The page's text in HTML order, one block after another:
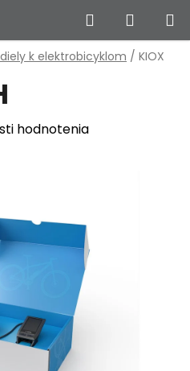
Hľadať
KOŠÍK
k elektrobicyklom / KIOX
hodnotenia